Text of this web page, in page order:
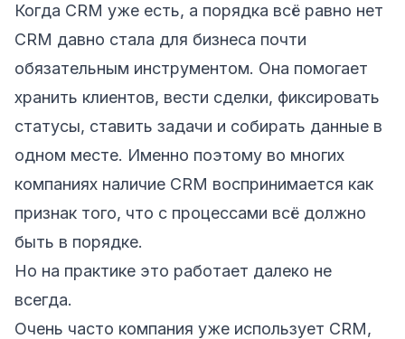
Когда CRM уже есть, а порядка всё равно нет
CRM давно стала для бизнеса почти
обязательным инструментом. Она помогает
хранить клиентов, вести сделки, фиксировать
статусы, ставить задачи и собирать данные в
одном месте. Именно поэтому во многих
компаниях наличие CRM воспринимается как
признак того, что с процессами всё должно
быть в порядке.
Но на практике это работает далеко не
всегда.
Очень часто компания уже использует CRM,